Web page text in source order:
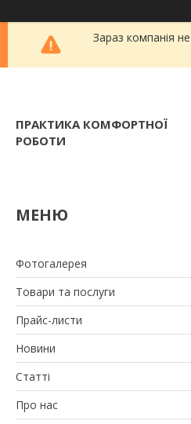
Зараз компанія
ПРАКТИКА КОМФОРТНОЇ
РОБОТИ
Фотогалерея
Товари та послуги
Прайс-листи
Новини
Статті
Про нас